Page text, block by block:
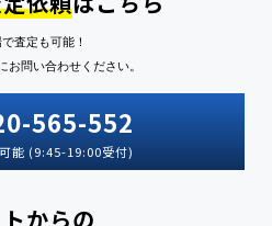
査定も可能！
お問い合わせください。
565-552
能 (9:45-19:00受付)
からの